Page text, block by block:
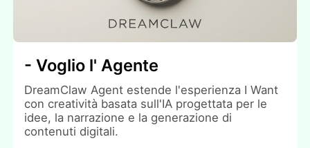
- Voglio l' Agente
DreamClaw Agent estende l'esperienza I Want
con creatività basata sull'IA progettata per le
idee, la narrazione e la generazione di
contenuti digitali.